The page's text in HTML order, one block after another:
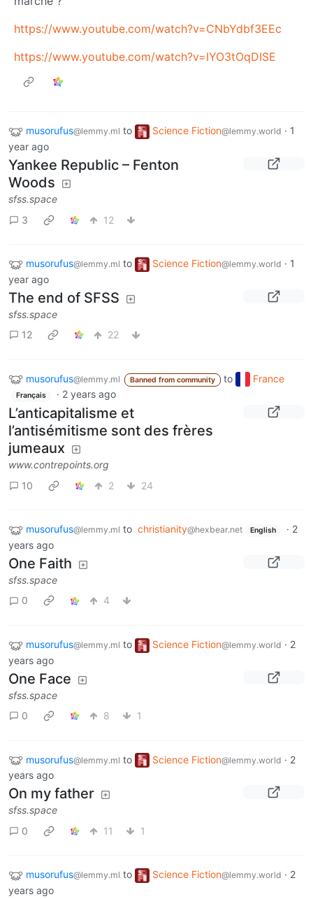
https://www.youtube.com/watch?v=CNbYdbf3EEc
https://www.youtube.com/watch?v=IYO3tOqDISE
musorufus@lemmy.ml to Science Fiction@lemmy.world · 1
year ago
Yankee Republic – Fenton
Woods
sfss.space
3
12
musorufus@lemmy.ml to Science Fiction@lemmy.world · 1
year ago
The end of SFSS
sfss.space
12
22
musorufus@lemmy.ml Banned from community to France
Français · 2 years ago
L’anticapitalisme et
l’antisémitisme sont des frères
jumeaux
www.contrepoints.org
10
2 24
musorufus@lemmy.ml to christianity@hexbear.net English · 2
years ago
One Faith
sfss.space
0
4
musorufus@lemmy.ml to Science Fiction@lemmy.world · 2
years ago
One Face
sfss.space
0
8 1
musorufus@lemmy.ml to Science Fiction@lemmy.world · 2
years ago
On my father
sfss.space
0
11 1
musorufus@lemmy.ml to Science Fiction@lemmy.world · 2
years ago